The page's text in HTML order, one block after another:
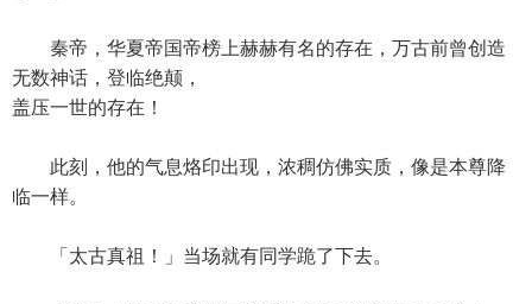
秦帝，华夏帝国帝榜上赫赫有名的存在，万古前曾创造
无数神话，登临绝颠，
盖压一世的存在！
此刻，他的气息烙印出现，浓稠仿佛实质，像是本尊降
临一样。
「太古真祖！」当场就有同学跪了下去。